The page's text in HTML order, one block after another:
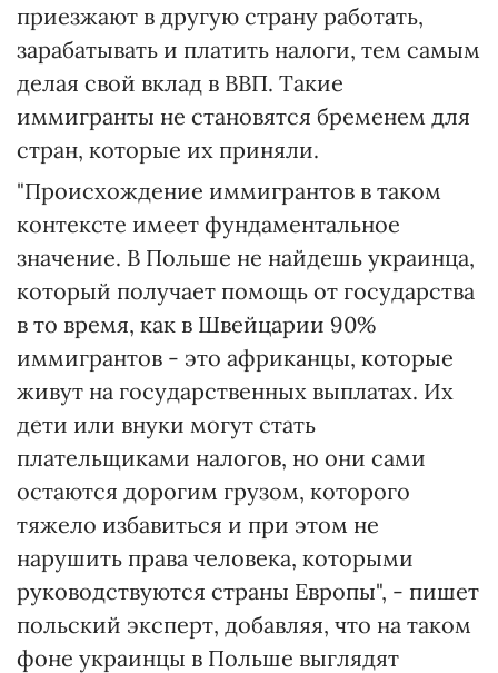
приезжают в другую страну работать,
зарабатывать и платить налоги, тем самым
делая свой вклад в ВВП. Такие
иммигранты не становятся бременем для
стран, которые их приняли.
"Происхождение иммигрантов в таком
контексте имеет фундаментальное
значение. В Польше не найдешь украинца,
который получает помощь от государства
в то время, как в Швейцарии 90%
иммигрантов - это африканцы, которые
живут на государственных выплатах. Их
дети или внуки могут стать
плательщиками налогов, но они сами
остаются дорогим грузом, которого
тяжело избавиться и при этом не
нарушить права человека, которыми
руководствуются страны Европы", - пишет
польский эксперт, добавляя, что на таком
фоне украинцы в Польше выглядят